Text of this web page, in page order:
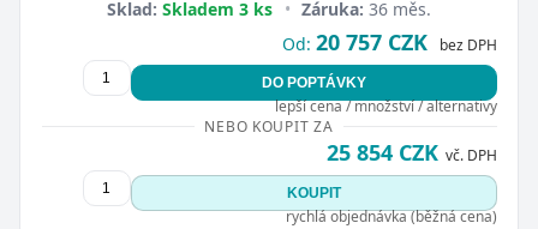
Sklad: Skladem 3 ks • Záruka: 36 měs.
Od: 20 757 CZK bez DPH
DO POPTÁVKY
lepší cena / množství / alternativy
NEBO KOUPIT ZA
25 854 CZK vč. DPH
KOUPIT
rychlá objednávka (běžná cena)